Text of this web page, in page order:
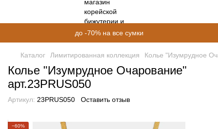
до -70% на все сумки
Каталог Лимитированная коллекция Колье "Изумрудное
Колье "Изумрудное Очарование"
арт.23PRUS050
Артикул: 23PRUS050 Оставить отзыв
−60%